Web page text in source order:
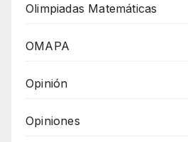
Olimpiadas Matemáticas
OMAPA
Opinión
Opiniones